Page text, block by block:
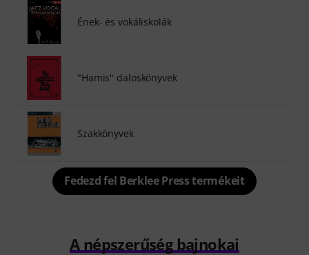
Ének- és vokáliskolák
"Hamis" daloskönyvek
Szakkönyvek
Fedezd fel Berklee Press termékeit
A népszerűség bajnokai